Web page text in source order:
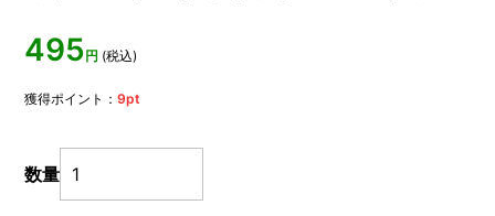
495円 (税込)
獲得ポイント：9pt
数量